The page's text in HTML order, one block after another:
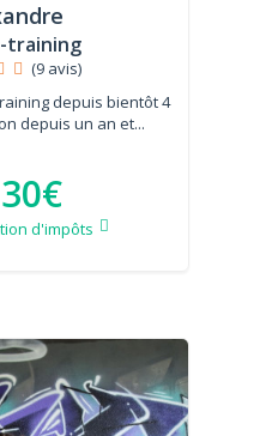
training
(9 avis)
depuis bientôt 4
depuis un an et...
30€
d'impôts